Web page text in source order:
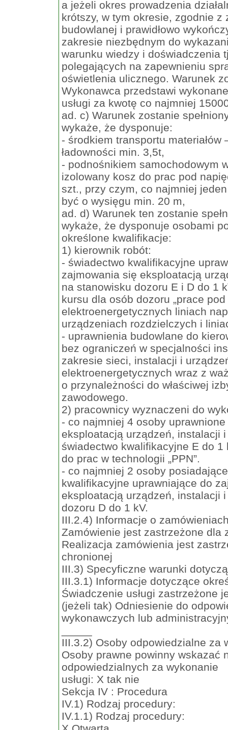
a jeżeli okres prowadzenia
krótszy, w tym okresie, zgodnie z
budowlanej i prawidłowo
zakresie niezbędnym do
warunku wiedzy i doświadczenia
polegających na zapewnieniu
oświetlenia ulicznego. Warunek
Wykonawca przedstawi
usługi za kwotę co najmniej
ad. c) Warunek zostanie
wykaże, że dysponuje:
- środkiem transportu materiałów
ładowności min. 3,5t,
- podnośnikiem samochodowym
izolowany kosz do prac pod
szt., przy czym, co najmniej
być o wysięgu min. 20 m,
ad. d) Warunek ten zostanie
wykaże, że dysponuje osobami
określone kwalifikacje:
1) kierownik robót:
- świadectwo kwalifikacyjne
zajmowania się eksploatacją
na stanowisku dozoru E i D do 1
kursu dla osób dozoru „prace
elektroenergetycznych liniach
urządzeniach rozdzielczych i
- uprawnienia budowlane do
bez ograniczeń w specjalności
zakresie sieci, instalacji i
elektroenergetycznych wraz z
o przynależności do właściwej
zawodowego.
2) pracownicy wyznaczeni do
- co najmniej 4 osoby
eksploatacją urządzeń, instalacji
świadectwo kwalifikacyjne E do
do prac w technologii „PPN”.
- co najmniej 2 osoby
kwalifikacyjne uprawniające do
eksploatacją urządzeń, instalacji
dozoru D do 1 kV.
III.2.4) Informacje o
Zamówienie jest zastrzeżone dla
Realizacja zamówienia jest
chronionej
III.3) Specyficzne warunki
III.3.1) Informacje dotyczące
Świadczenie usługi zastrzeżone
(jeżeli tak) Odniesienie do
wykonawczych lub
III.3.2) Osoby odpowiedzialne za
Osoby prawne powinny wskazać
odpowiedzialnych za wykonanie
usługi: X tak nie
Sekcja IV : Procedura
IV.1) Rodzaj procedury:
IV.1.1) Rodzaj procedury: